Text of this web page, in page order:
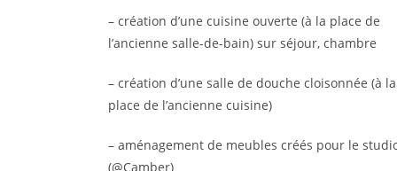
– création d’une cuisine ouverte (à la place de
l’ancienne salle-de-bain) sur séjour, chambre
– création d’une salle de douche cloisonnée (à la
place de l’ancienne cuisine)
– aménagement de meubles créés pour le
(@Camber)